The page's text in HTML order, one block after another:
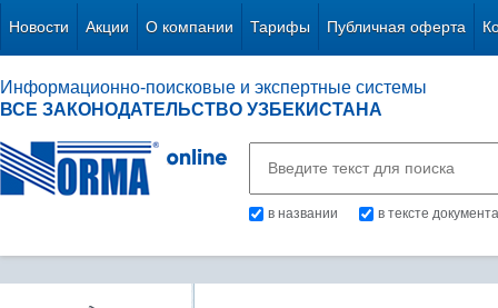
Новости Акции О компании Тарифы Публичная оферта
Информационно-поисковые и экспертные системы
ВСЕ ЗАКОНОДАТЕЛЬСТВО УЗБЕКИСТАНА
в названии в тексте документа